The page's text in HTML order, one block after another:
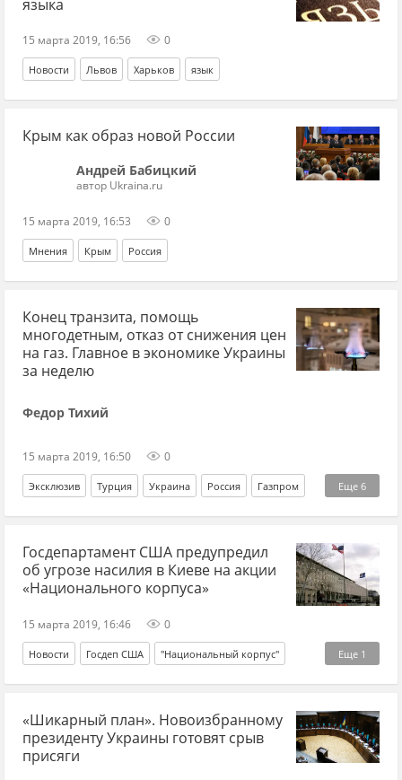
языка
15 марта 2019, 16:56 0
Новости Львов Харьков язык
Крым как образ новой России
Андрей Бабицкий
автор Ukraina.ru
15 марта 2019, 16:53 0
Мнения Крым Россия
Конец транзита, помощь
многодетным, отказ от снижения цен
на газ. Главное в экономике Украины
за неделю
Федор Тихий
15 марта 2019, 16:50 0
Еще 6
Эксклюзив Турция Украина Россия Газпром
Болгария Нафтогаз турецкий поток Коболев
экономия Владимир Гройсман
Госдепартамент США предупредил
об угрозе насилия в Киеве на акции
«Национального корпуса»
15 марта 2019, 16:46 0
Еще 1
Новости Госдеп США "Национальный корпус"
Киев
«Шикарный план». Новоизбранному
президенту Украины готовят срыв
присяги